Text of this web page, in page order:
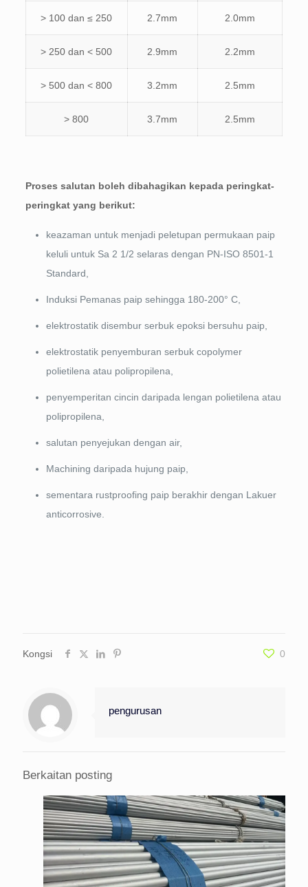
> 100 dan ≤ 250 2.7mm 2.0mm
> 250 dan < 500 2.9mm 2.2mm
> 500 dan < 800 3.2mm 2.5mm
> 800 3.7mm 2.5mm
Proses salutan boleh dibahagikan kepada peringkat-
peringkat yang berikut:
keazaman untuk menjadi peletupan permukaan paip
keluli untuk Sa 2 1/2 selaras dengan PN-ISO 8501-1
Standard,
Induksi Pemanas paip sehingga 180-200° C,
elektrostatik disembur serbuk epoksi bersuhu paip,
elektrostatik penyemburan serbuk copolymer
polietilena atau polipropilena,
penyemperitan cincin daripada lengan polietilena atau
polipropilena,
salutan penyejukan dengan air,
Machining daripada hujung paip,
sementara rustproofing paip berakhir dengan Lakuer
anticorrosive.
Kongsi 0
pengurusan
Berkaitan posting